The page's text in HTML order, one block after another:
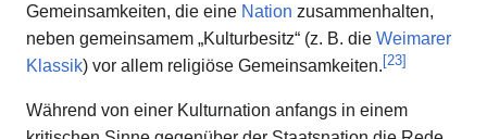
Gemeinsamkeiten, die eine Nation zusammenhalten,
neben gemeinsamem „Kulturbesitz“ (z. B. die Weimarer
Klassik) vor allem religiöse Gemeinsamkeiten.[23]
Während von einer Kulturnation anfangs in einem